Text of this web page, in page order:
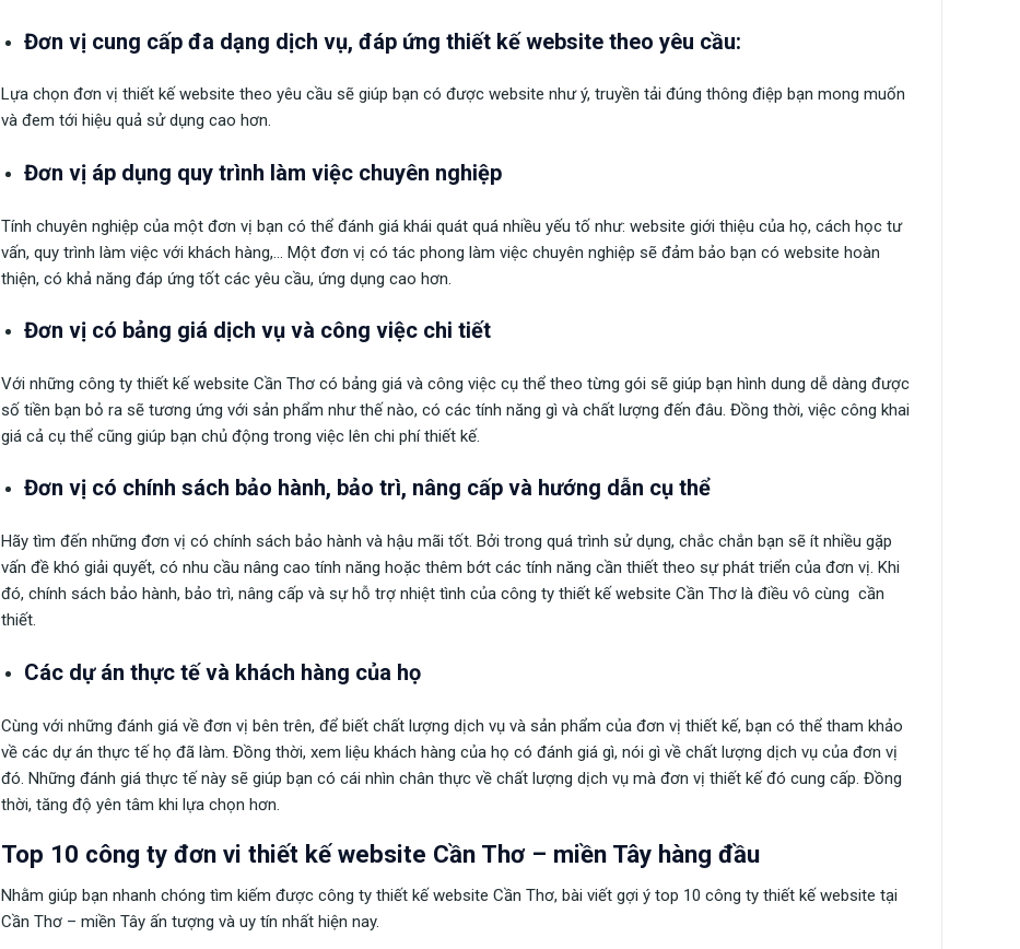
Đơn vị cung cấp đa dạng dịch vụ, đáp ứng thiết kế website theo yêu cầu:
Lựa chọn đơn vị thiết kế website theo yêu cầu sẽ giúp bạn có được website như ý, truyền tải đúng thông điệp bạn mong muốn
và đem tới hiệu quả sử dụng cao hơn.
Đơn vị áp dụng quy trình làm việc chuyên nghiệp
Tính chuyên nghiệp của một đơn vị bạn có thể đánh giá khái quát quá nhiều yếu tố như: website giới thiệu của họ, cách học tư
vấn, quy trình làm việc với khách hàng,… Một đơn vị có tác phong làm việc chuyên nghiệp sẽ đảm bảo bạn có website hoàn
thiện, có khả năng đáp ứng tốt các yêu cầu, ứng dụng cao hơn.
Đơn vị có bảng giá dịch vụ và công việc chi tiết
Với những công ty thiết kế website Cần Thơ có bảng giá và công việc cụ thể theo từng gói sẽ giúp bạn hình dung dễ dàng được
số tiền bạn bỏ ra sẽ tương ứng với sản phẩm như thế nào, có các tính năng gì và chất lượng đến đâu. Đồng thời, việc công khai
giá cả cụ thể cũng giúp bạn chủ động trong việc lên chi phí thiết kế.
Đơn vị có chính sách bảo hành, bảo trì, nâng cấp và hướng dẫn cụ thể
Hãy tìm đến những đơn vị có chính sách bảo hành và hậu mãi tốt. Bởi trong quá trình sử dụng, chắc chắn bạn sẽ ít nhiều gặp
vấn đề khó giải quyết, có nhu cầu nâng cao tính năng hoặc thêm bớt các tính năng cần thiết theo sự phát triển của đơn vị. Khi
đó, chính sách bảo hành, bảo trì, nâng cấp và sự hỗ trợ nhiệt tình của công ty thiết kế website Cần Thơ là điều vô cùng cần
thiết.
Các dự án thực tế và khách hàng của họ
Cùng với những đánh giá về đơn vị bên trên, để biết chất lượng dịch vụ và sản phẩm của đơn vị thiết kế, bạn có thể tham khảo
về các dự án thực tế họ đã làm. Đồng thời, xem liệu khách hàng của họ có đánh giá gì, nói gì về chất lượng dịch vụ của đơn vị
đó. Những đánh giá thực tế này sẽ giúp bạn có cái nhìn chân thực về chất lượng dịch vụ mà đơn vị thiết kế đó cung cấp. Đồng
thời, tăng độ yên tâm khi lựa chọn hơn.
Top 10 công ty đơn vi thiết kế website Cần Thơ – miền Tây hàng đầu
Nhằm giúp bạn nhanh chóng tìm kiếm được công ty thiết kế website Cần Thơ, bài viết gợi ý top 10 công ty thiết kế website tại
Cần Thơ – miền Tây ấn tượng và uy tín nhất hiện nay.